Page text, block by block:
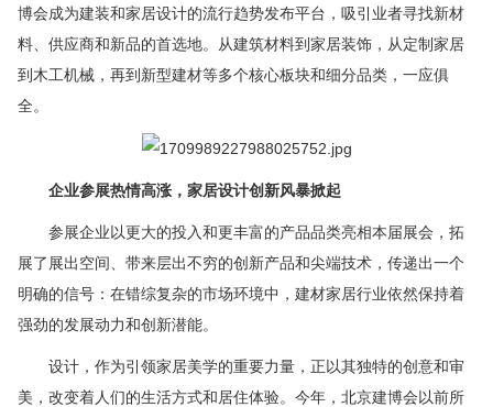
博会成为建装和家居设计的流行趋势发布平台，吸引业者寻找新材
料、供应商和新品的首选地。从建筑材料到家居装饰，从定制家居
到木工机械，再到新型建材等多个核心板块和细分品类，一应俱
全。
企业参展热情高涨，家居设计创新风暴掀起
参展企业以更大的投入和更丰富的产品品类亮相本届展会，拓
展了展出空间、带来层出不穷的创新产品和尖端技术，传递出一个
明确的信号：在错综复杂的市场环境中，建材家居行业依然保持着
强劲的发展动力和创新潜能。
设计，作为引领家居美学的重要力量，正以其独特的创意和审
美，改变着人们的生活方式和居住体验。今年，北京建博会以前所